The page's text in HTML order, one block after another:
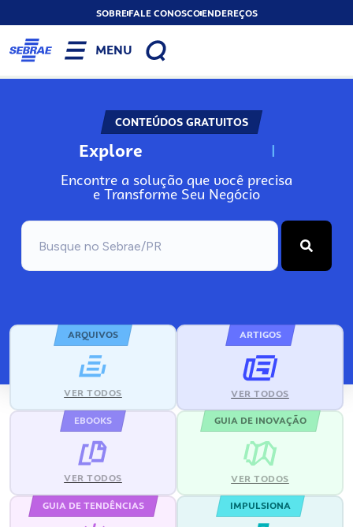
SOBREFALE CONOSCOENDEREÇOS
MENU
CONTEÚDOS GRATUITOS
Explore N
Encontre a solução que você precisa
e Transforme Seu Negócio
ARQUIVOS
VER TODOS
ARTIGOS
VER TODOS
EBOOKS
VER TODOS
GUIA DE INOVAÇÃO
VER TODOS
GUIA DE TENDÊNCIAS IMPULSIONA